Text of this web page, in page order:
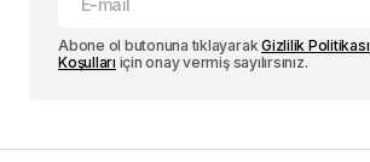
Abone ol butonuna tıklayarakGizlilik Politikası
Koşulları için onay vermiş sayılırsınız.